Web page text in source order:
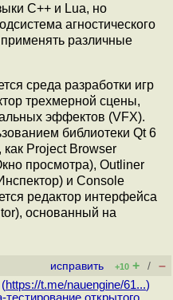
C++ и Lua, но
агностического
применять различные
среда разработки игр
трехмерной сцены,
эффектов (VFX).
библиотеки Qt 6
как Project Browser
просмотра), Outliner
и Console
редактор интерфейса
основанный на
исправить +10 + / –
https://t.me/nauengine/61...)